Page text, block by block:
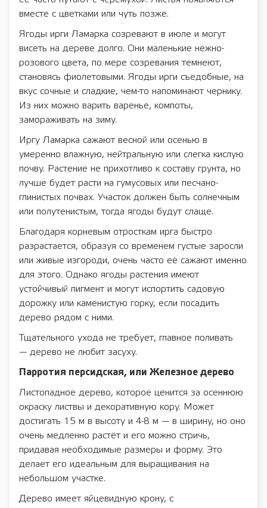
вместе с цветками или чуть позже.
Ягоды ирги Ламарка созревают в июле и могут
висеть на дереве долго. Они маленькие нежно-
розового цвета, по мере созревания темнеют,
становясь фиолетовыми. Ягоды ирги съедобные, на
вкус сочные и сладкие, чем-то напоминают чернику.
Из них можно варить варенье, компоты,
замораживать на зиму.
Иргу Ламарка сажают весной или осенью в
умеренно влажную, нейтральную или слегка кислую
почву. Растение не прихотливо к составу грунта, но
лучше будет расти на гумусовых или песчано-
глинистых почвах. Участок должен быть солнечным
или полутенистым, тогда ягоды будут слаще.
Благодаря корневым отросткам ирга быстро
разрастается, образуя со временем густые заросли
или живые изгороди, очень часто её сажают именно
для этого. Однако ягоды растения имеют
устойчивый пигмент и могут испортить садовую
дорожку или каменистую горку, если посадить
дерево рядом с ними.
Тщательного ухода не требует, главное поливать
— дерево не любит засуху.
Парротия персидская, или Железное дерево
Листопадное дерево, которое ценится за осеннюю
окраску листвы и декоративную кору. Может
достигать 15 м в высоту и 4-8 м — в ширину, но оно
очень медленно растёт и его можно стричь,
придавая необходимые размеры и форму. Это
делает его идеальным для выращивания на
небольшом участке.
Дерево имеет яйцевидную крону, с